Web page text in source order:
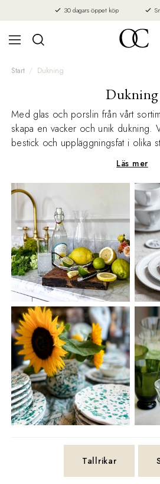
30 dagars öppet köp
Start Dukning
Dukning
Med glas och porslin från vårt
skapa en vacker och unik dukning.
bestick och uppläggningsfat i olika
färger som gör att du kan duka ditt
Läs mer
Tallrikar